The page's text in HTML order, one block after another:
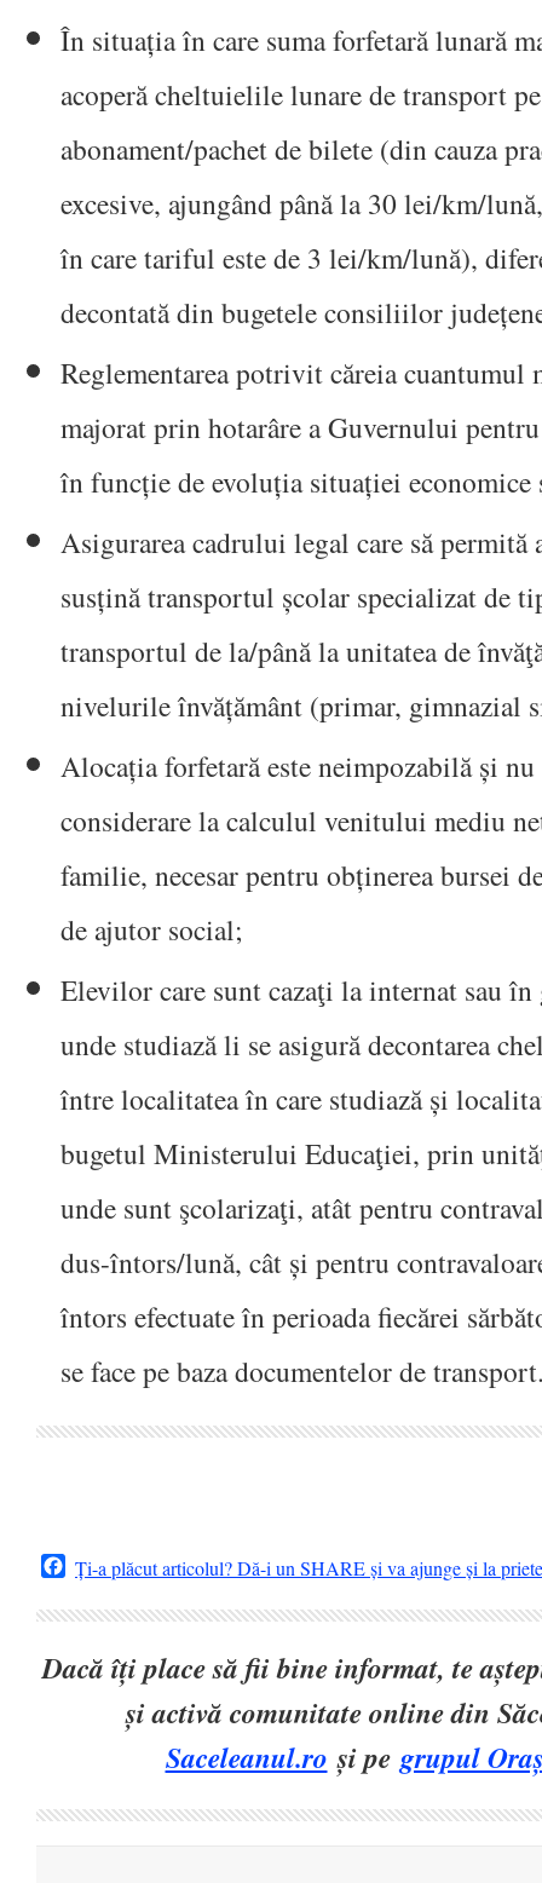
În situația în care suma forfetară lunară
acoperă cheltuielile lunare de transport
abonament/pachet de bilete (din cauza
excesive, ajungând până la 30 lei/km/
în care tariful este de 3 lei/km/lună),
decontată din bugetele consiliilor
Reglementarea potrivit căreia cuantumul
majorat prin hotarâre a Guvernului
în funcție de evoluția situației economice
Asigurarea cadrului legal care să
susțină transportul școlar specializat de
transportul de la/până la unitatea de
nivelurile învățământ (primar, gimnazial
Alocația forfetară este neimpozabilă și
considerare la calculul venitului mediu
familie, necesar pentru obținerea bursei
de ajutor social;
Elevilor care sunt cazaţi la internat sau
unde studiază li se asigură decontarea
între localitatea în care studiază și
bugetul Ministerului Educaţiei, prin
unde sunt şcolarizaţi, atât pentru
dus-întors/lună, cât și pentru
întors efectuate în perioada fiecărei
se face pe baza documentelor de
Facebook
Ți-a plăcut articolul? Dă-i un SHARE și va ajunge și la
Dacă îți place să fii bine informat, te
și activă comunitate online din
Saceleanul.ro și pegrupul